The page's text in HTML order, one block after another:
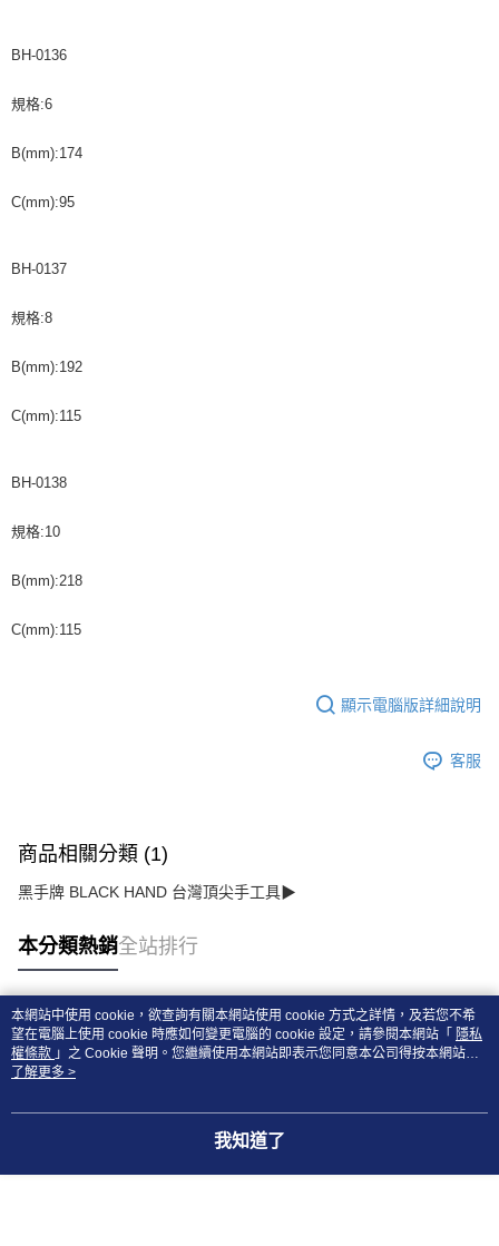
BH-0136
規格:6
B(mm):174
C(mm):95
BH-0137
規格:8
B(mm):192
C(mm):115
BH-0138
規格:10
B(mm):218
C(mm):115
顯示電腦版詳細說明
客服
商品相關分類 (1)
黑手牌 BLACK HAND 台灣頂尖手工具▶
本分類熱銷全站排行
熱門標籤
本網站中使用 cookie，欲查詢有關本網站使用 cookie 方式之詳情，及若您不希
望在電腦上使用 cookie 時應如何變更電腦的 cookie 設定，請參閱本網站「 隱私
權條款 」之 Cookie 聲明。您繼續使用本網站即表示您同意本公司得按本網站使
用條款之 Cookie 聲明使用 cookie。
了解更多 >
我知道了